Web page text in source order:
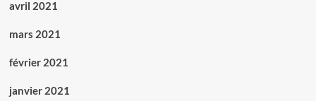
avril 2021
mars 2021
février 2021
janvier 2021